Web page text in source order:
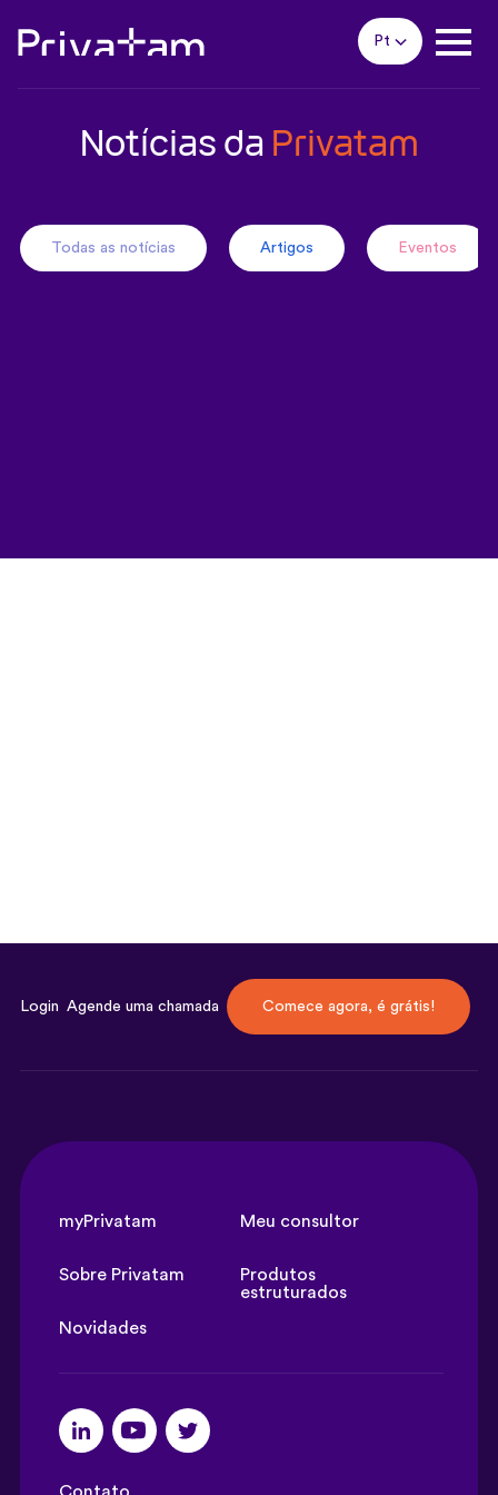
Pt
Notícias da Privatam
Todas as notícias Artigos Eventos
Login Agende uma chamada Comece agora, é grátis!
myPrivatam Meu consultor
Sobre Privatam
Produtos
estruturados
Novidades